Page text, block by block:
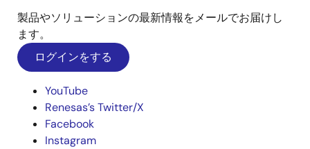
製品やソリューションの最新情報をメールでお届けし
ます。
ログインをする
YouTube
Renesas’s Twitter/X
Facebook
Instagram